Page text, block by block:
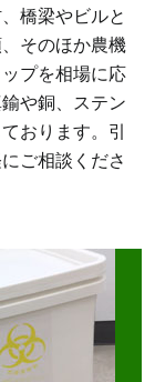
橋梁やビルと
そのほか農機
プを相場に応
や銅、ステン
おります。引
ご相談くださ